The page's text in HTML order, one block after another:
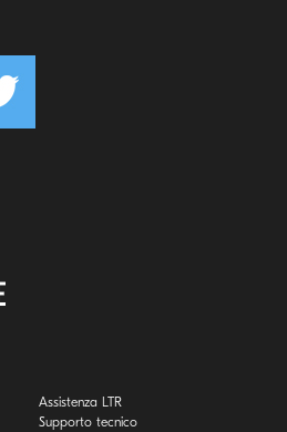
Assistenza LTR
Supporto tecnico